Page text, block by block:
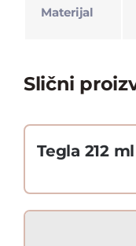
Materijal
Slični
Tegla 212